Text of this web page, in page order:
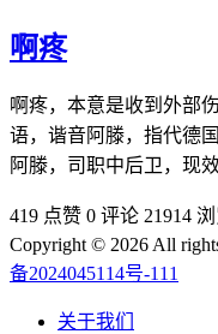
啊疼
啊疼，本意是收到外部
语，谐音阿滕，指代德
阿滕，司职中后卫，现
419 点赞 0 评论 21914
Copyright © 2026 All
备2024045114号-111
关于我们